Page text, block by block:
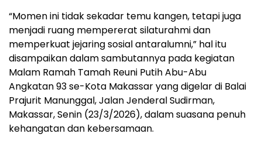
“Momen ini tidak sekadar temu kangen, tetapi juga
menjadi ruang mempererat silaturahmi dan
memperkuat jejaring sosial antaralumni,” hal itu
disampaikan dalam sambutannya pada kegiatan
Malam Ramah Tamah Reuni Putih Abu-Abu
Angkatan 93 se-Kota Makassar yang digelar di Balai
Prajurit Manunggal, Jalan Jenderal Sudirman,
Makassar, Senin (23/3/2026), dalam suasana penuh
kehangatan dan kebersamaan.